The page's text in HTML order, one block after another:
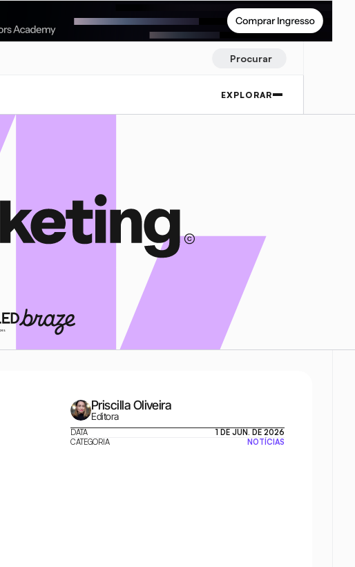
Procurar
EXPLORAR
Priscilla Oliveira
Editora
DATA
1 DE JUN. DE 2026
CATEGORIA
NOTÍCIAS